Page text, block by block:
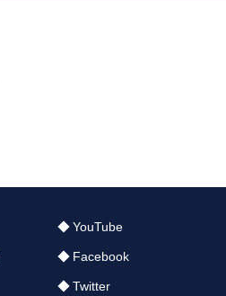
YouTube
Facebook
Twitter